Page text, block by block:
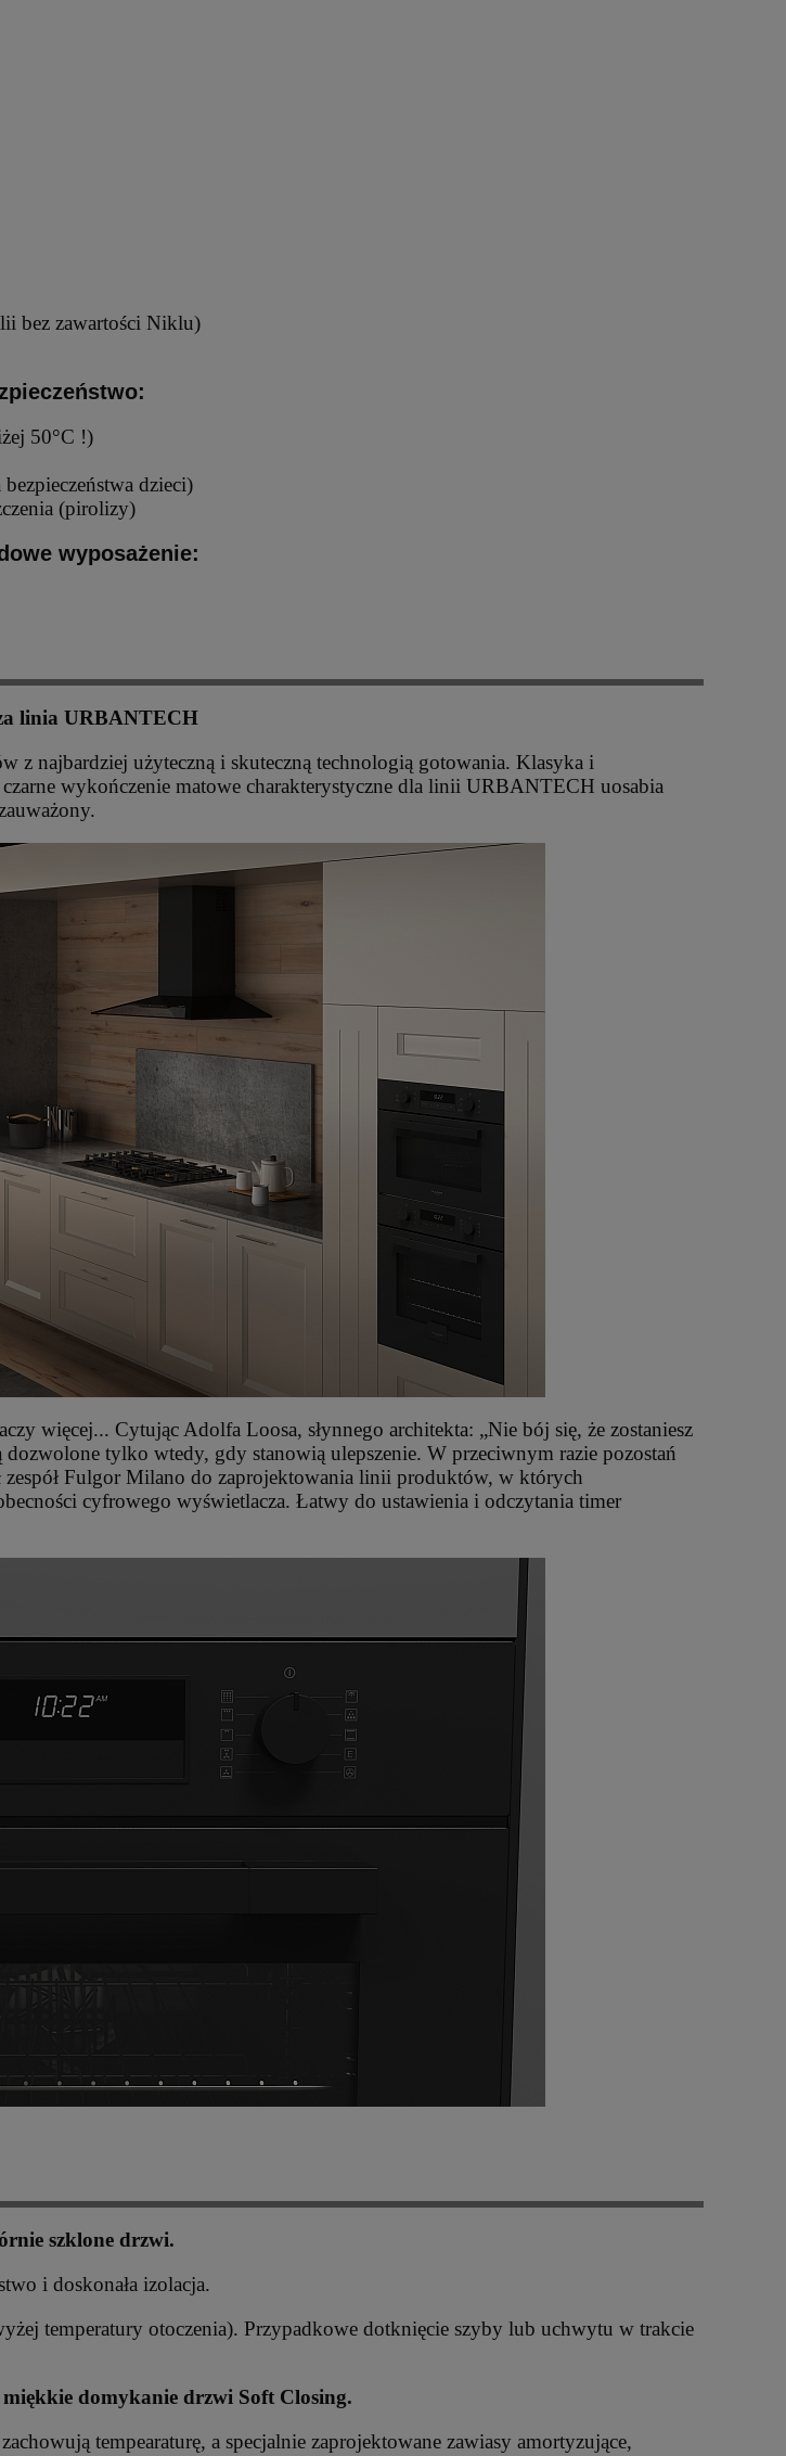
bez zawartości Niklu)
50°C !)
dzieci)
(pirolizy)
wyposażenie:
linia URBANTECH
z najbardziej użyteczną i skuteczną technologią gotowania. Klasyka i
wykończenie matowe charakterystyczne dla linii URBANTECH uosabia
więcej... Cytując Adolfa Loosa, słynnego architekta: „Nie bój się, że zostaniesz
tylko wtedy, gdy stanowią ulepszenie. W przeciwnym razie pozostań
zespół Fulgor Milano do zaprojektowania linii produktów, w których
cyfrowego wyświetlacza. Łatwy do ustawienia i odczytania timer
szklone drzwi.
i doskonała izolacja.
temperatury otoczenia). Przypadkowe dotknięcie szyby lub uchwytu w trakcie
domykanie drzwi Soft Closing.
tempearaturę, a specjalnie zaprojektowane zawiasy amortyzujące,